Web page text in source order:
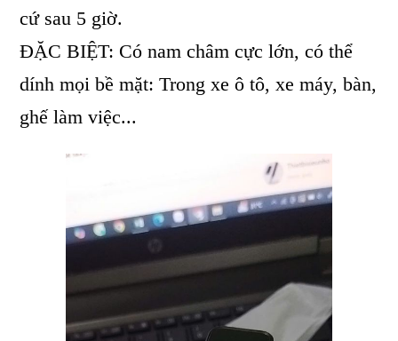
cứ sau 5 giờ.
ĐẶC BIỆT: Có nam châm cực lớn, có thể
dính mọi bề mặt: Trong xe ô tô, xe máy, bàn,
ghế làm việc...